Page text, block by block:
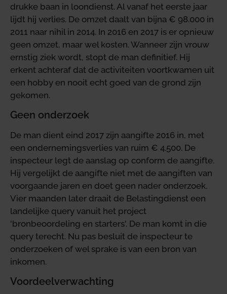
drukke baan in loondienst. Al vanaf het eerste jaar
lijdt hij verlies. De omzet daalt van bijna € 98.000 in
2011 naar nihil in 2014. In 2016 en 2017 is er opnieuw
geen omzet, maar wel kosten. Wanneer zijn vrouw
ernstig ziek wordt, stopt de man definitief. Hij
erkent achteraf dat de activiteiten voortkwamen uit
een hobby en nooit echt goed van de grond zijn
gekomen.
Geen onderzoek
De man dient eind 2017 zijn aangifte 2016 in, met
een ondernemingsverlies van ruim € 4.500. De
inspecteur legt de aanslag op conform de aangifte.
Hij vergelijkt de aangifte niet met de aangiften van
voorgaande jaren en doet geen nader onderzoek.
Vier maanden later draait de Belastingdienst een
landelijke query vanuit het project
'bronbeoordeling en starters'. De man komt in die
query terecht. Nu pas besluit de inspecteur te
onderzoeken of wel sprake is van een bron van
inkomen.
Voordeelverwachting